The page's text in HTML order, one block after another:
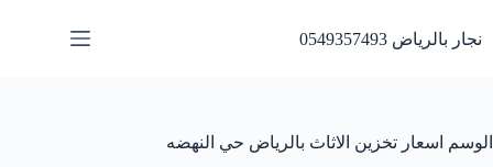
المحتوى
نجار بالرياض 0549357493
الوسم اسعار تخزين الاثاث بالرياض حي النهضه